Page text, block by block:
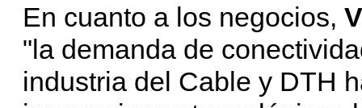
En cuanto a los negocios,
"la demanda de
industria del Cable y DTH